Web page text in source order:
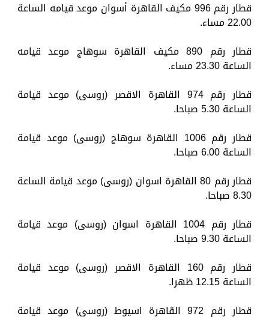
قطار رقم 996 مكيف القاهرة أسوان موعد قيامه الساعة
22.00 مساء.
قطار رقم 890 مكيف القاهرة سوهاج موعد قيامه
الساعة 23.30 مساء.
قطار رقم 974 القاهرة الاقصر (روسى) موعد قيامة
الساعة 5.30 صباحا.
قطار رقم 1006 القاهرة سوهاج (روسى) موعد قيامة
الساعة 6.00 صباحا.
قطار رقم 80 القاهرة اسوان (روسى) موعد قيامة الساعة
8.30 صباحا.
قطار رقم 1004 القاهرة اسوان (روسى) موعد قيامة
الساعة 9.30 صباحا.
قطار رقم 160 القاهرة الاقصر (روسى) موعد قيامة
الساعة 12.15 ظهرا.
قطار رقم 972 القاهرة اسيوط (روسى) موعد قيامة